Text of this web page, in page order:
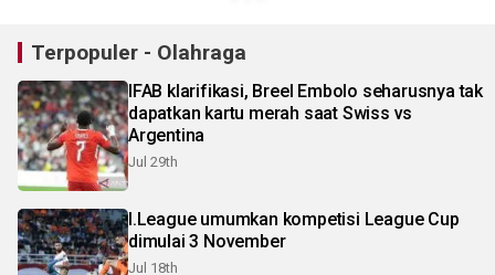
Terpopuler - Olahraga
IFAB klarifikasi, Breel Embolo seharusnya tak
dapatkan kartu merah saat Swiss vs
Argentina
Jul 29th
I.League umumkan kompetisi League Cup
dimulai 3 November
Jul 18th